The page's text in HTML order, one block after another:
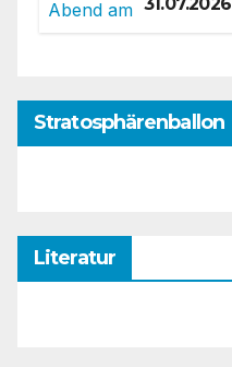
Stratosphärenballon
Literatur